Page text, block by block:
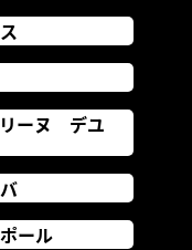
リーヌ デユ
ール